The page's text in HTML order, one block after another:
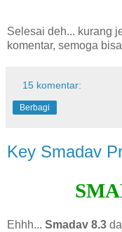
Selesai deh... kurang
komentar, semoga
15 komentar:
Berbagi
Key Smadav
Ehhh... Smadav 8.3